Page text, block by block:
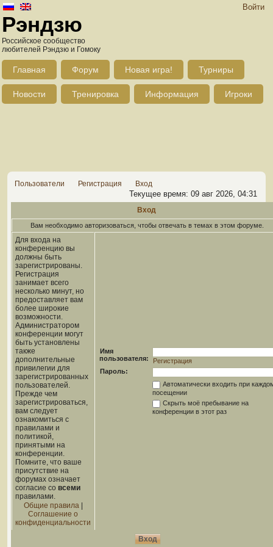
Войти
Рэндзю
Российское сообщество
любителей Рэндзю и Гомоку
Главная Форум Новая игра! Турниры
Новости Тренировка Информация Игроки
Пользователи Регистрация Вход
Текущее время: 09 авг 2026, 04:31
Вход
Вам необходимо авторизоваться, чтобы отвечать в темах в этом форуме.
Для входа на
конференцию вы
должны быть
зарегистрированы.
Регистрация
занимает всего
несколько минут, но
предоставляет вам
более широкие
возможности.
Администратором
конференции могут
быть установлены
также
дополнительные
привилегии для
зарегистрированных
пользователей.
Прежде чем
зарегистрироваться,
вам следует
ознакомиться с
правилами и
политикой,
принятыми на
конференции.
Помните, что ваше
присутствие на
форумах означает
согласие со всеми
правилами.
Общие правила|
Соглашение о
конфиденциальности
Имя
пользователя:
Регистрация
Пароль:
Автоматически входить при
посещении
Скрыть моё пребывание на
конференции в этот раз